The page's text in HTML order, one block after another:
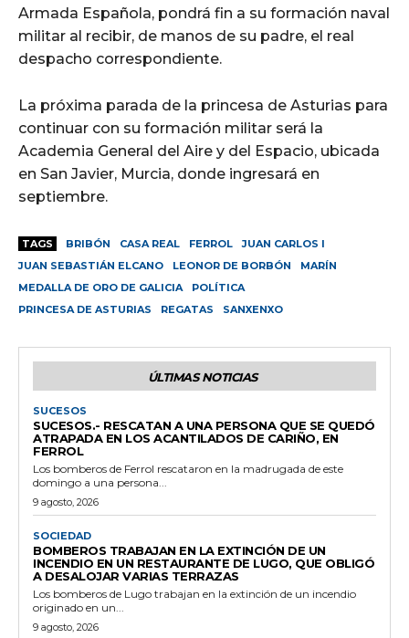
Armada Española, pondrá fin a su formación naval
militar al recibir, de manos de su padre, el real
despacho correspondiente.
La próxima parada de la princesa de Asturias para
continuar con su formación militar será la
Academia General del Aire y del Espacio, ubicada
en San Javier, Murcia, donde ingresará en
septiembre.
TAGS BRIBÓN CASA REAL FERROL
JUAN CARLOS I
JUAN SEBASTIÁN ELCANO
LEONOR DE BORBÓN
MARÍN
MEDALLA DE ORO DE GALICIA
POLÍTICA
PRINCESA DE ASTURIAS
REGATAS SANXENXO
ÚLTIMAS NOTICIAS
SUCESOS
SUCESOS.- RESCATAN A UNA PERSONA QUE SE QUEDÓ
ATRAPADA EN LOS ACANTILADOS DE CARIÑO, EN
FERROL
Los bomberos de Ferrol rescataron en la madrugada de este
domingo a una persona...
9 agosto, 2026
SOCIEDAD
BOMBEROS TRABAJAN EN LA EXTINCIÓN DE UN
INCENDIO EN UN RESTAURANTE DE LUGO, QUE OBLIGÓ
A DESALOJAR VARIAS TERRAZAS
Los bomberos de Lugo trabajan en la extinción de un incendio
originado en un...
9 agosto, 2026